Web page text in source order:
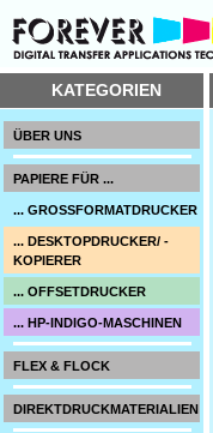
KATEGORIEN
ÜBER UNS
PAPIERE FÜR ...
... GROSSFORMATDRUCKER
... DESKTOPDRUCKER/ -
KOPIERER
... OFFSETDRUCKER
... HP-INDIGO-MASCHINEN
FLEX & FLOCK
DIREKTDRUCKMATERIALIEN